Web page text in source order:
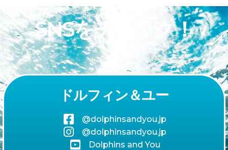
SNSをチェック！
ドルフィン＆ユー
@dolphinsandyou.jp
@dolphinsandyou.jp
Dolphins and You